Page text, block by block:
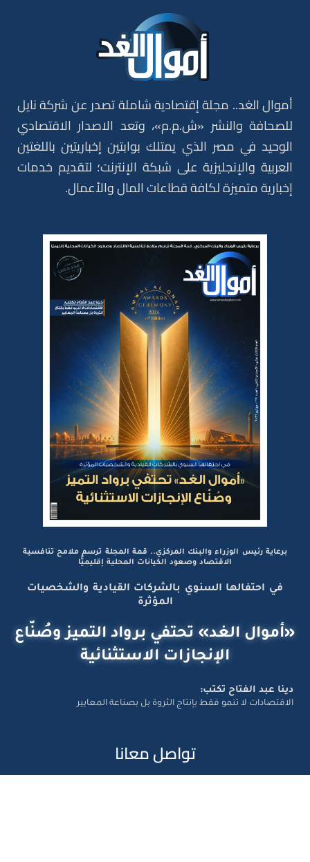
أموال الغد.. مجلة إقتصادية شاملة تصدر عن شركة نايل
للصحافة والنشر «ش.م.م»، وتعد الاصدار الاقتصادي
الوحيد في مصر الذي يمتلك بوابتين إخباريتين باللغتين
العربية والإنجليزية على شبكة الإنترنت؛ لتقديم خدمات
إخبارية متميزة لكافة قطاعات المال والأعمال.
برعاية رئيس الوزراء والبنك المركزي.. قمة المجلة ترسم ملامح تنافسية
الاقتصاد وصعود الكيانات المحلية إقليميًّا
في احتفالها السنوي بالشركات القيادية والشخصيات
المؤثرة
«أموال الغد» تحتفي برواد التميز وصُنّاع
الإنجازات الاستثنائية
دينا عبد الفتاح تكتب:
الاقتصادات لا تنمو فقط بإنتاج الثروة بل بصناعة المعايير
تواصل معانا